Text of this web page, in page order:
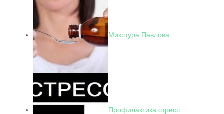
Микстура Павлова
Профилактика стресс